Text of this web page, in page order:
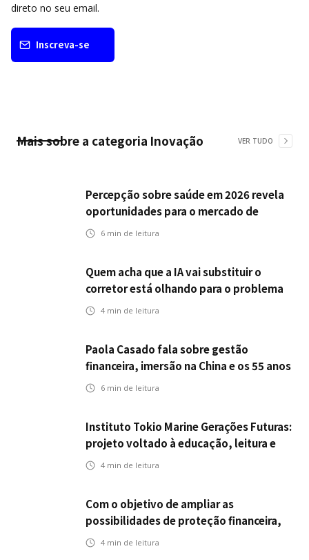
direto no seu email.
Inscreva-se
Mais sobre a categoria Inovação VER TUDO
Percepção sobre saúde em 2026 revela
oportunidades para o mercado de
seguros ampliar cobertura e prevenção
6 min de leitura
Quem acha que a IA vai substituir o
corretor está olhando para o problema
errado
4 min de leitura
Paola Casado fala sobre gestão
financeira, imersão na China e os 55 anos
da ENS
6 min de leitura
Instituto Tokio Marine Gerações Futuras:
projeto voltado à educação, leitura e
empregabilidade
4 min de leitura
Com o objetivo de ampliar as
possibilidades de proteção financeira,
Icatu Seguros eleva capital segurado
4 min de leitura